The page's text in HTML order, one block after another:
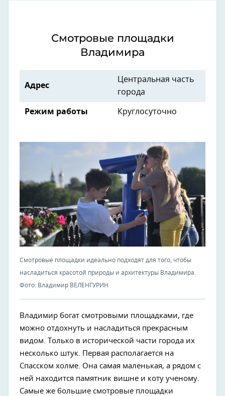
Смотровые площадки
Владимира
Адрес
Центральная часть
города
Режим работы Круглосуточно
Смотровые площадки идеально подходят для того, чтобы
насладиться красотой природы и архитектуры Владимира.
Фото: Владимир ВЕЛЕНГУРИН
Владимир богат смотровыми площадками, где
можно отдохнуть и насладиться прекрасным
видом. Только в исторической части города их
несколько штук. Первая располагается на
Спасском холме. Она самая маленькая, а рядом с
ней находится памятник вишне и коту ученому.
Самые же большие смотровые площадки